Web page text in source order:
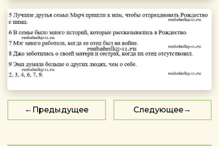
Предыдущее Следующее